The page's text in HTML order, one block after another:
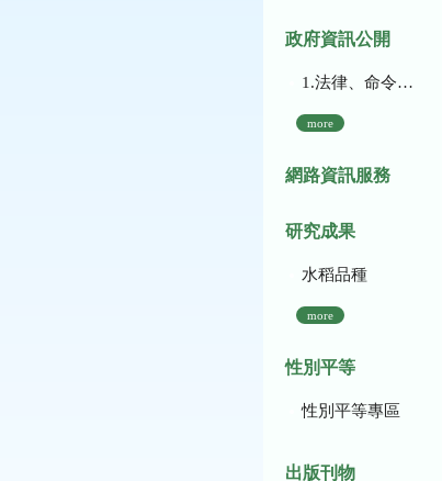
政府資訊公開
1.法律、命令、法規命令
more
網路資訊服務
研究成果
水稻品種
more
性別平等
性別平等專區
出版刊物